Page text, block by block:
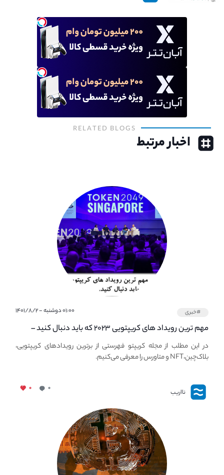
RELATED BLOGS
اخبار مرتبط
#خبری ۰۱:۰۰ دوشنبه - ۱۴۰۱/۸/۲
مهم ترین رویداد های کریپتویی ۲۰۲۳ که باید دنبال کنید –
معرفی بهترین رویداد های جهانی
در این مطلب از مجله کریپتو فهرستی از برترین رویدادهای کریپتویی،
بلاک‌چین،NFT و متاورس را معرفی می‌کنیم.
نااریب ۰ ۰